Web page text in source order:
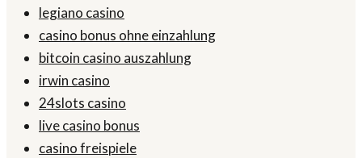
legiano casino
casino bonus ohne einzahlung
bitcoin casino auszahlung
irwin casino
24slots casino
live casino bonus
casino freispiele